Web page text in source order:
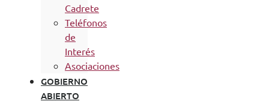
Cadrete
Teléfonos
de
Interés
Asociaciones
GOBIERNO
ABIERTO